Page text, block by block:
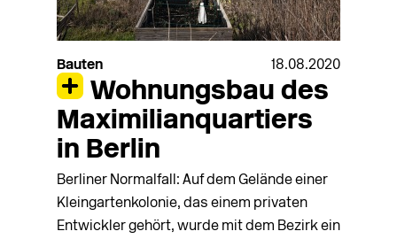
Bauten 18.08.2020
Wohnungsbau des
Maximilianquartiers
in Berlin
Berliner Normalfall: Auf dem Gelände einer
Kleingartenkolonie, das einem privaten
Entwickler gehört, wurde mit dem Bezirk ein